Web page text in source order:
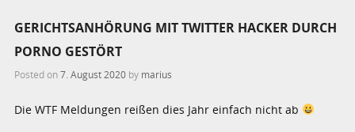
GERICHTSANHÖRUNG MIT TWITTER HACKER DURCH
PORNO GESTÖRT
Posted on7. August 2020 by marius
Die WTF Meldungen reißen dies Jahr einfach nicht ab